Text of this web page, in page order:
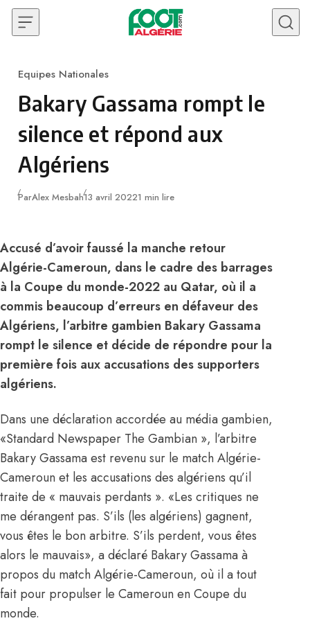
Skip to content
Category
Equipes Nationales
Bakary Gassama rompt le
silence et répond aux
Algériens
ParAlex MesbahPublié
13 avril 20221 min lire
Accusé d’avoir faussé la manche retour
Algérie-Cameroun, dans le cadre des barrages
à la Coupe du monde-2022 au Qatar, où il a
commis beaucoup d’erreurs en défaveur des
Algériens, l’arbitre gambien Bakary Gassama
rompt le silence et décide de répondre pour la
première fois aux accusations des supporters
algériens.
Dans une déclaration accordée au média gambien,
«Standard Newspaper The Gambian », l’arbitre
Bakary Gassama est revenu sur le match Algérie-
Cameroun et les accusations des algériens qu’il
traite de « mauvais perdants ». «Les critiques ne
me dérangent pas. S’ils (les algériens) gagnent,
vous êtes le bon arbitre. S’ils perdent, vous êtes
alors le mauvais», a déclaré Bakary Gassama à
propos du match Algérie-Cameroun, où il a tout
fait pour propulser le Cameroun en Coupe du
monde.